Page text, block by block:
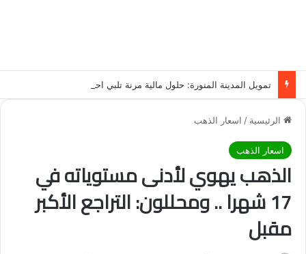
الرئيسية / اسعار الذهب
اسعار الذهب
الذهب يهوي لأدنى مستوياته في
17 شهرا .. ومحللون: التراجع الأكبر
مقبل